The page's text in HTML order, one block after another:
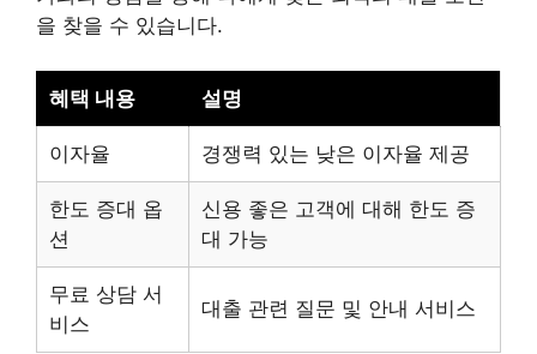
을 찾을 수 있습니다.
혜택 내용 설명
이자율 경쟁력 있는 낮은 이자율 제공
한도 증대 옵
션
신용 좋은 고객에 대해 한도 증
대 가능
무료 상담 서
비스
대출 관련 질문 및 안내 서비스